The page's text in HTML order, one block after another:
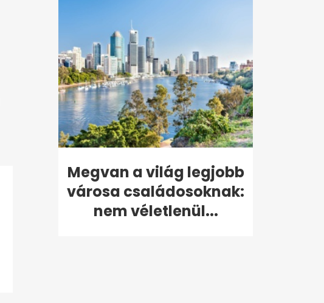
Megvan a világ legjobb
városa családosoknak:
nem véletlenül...